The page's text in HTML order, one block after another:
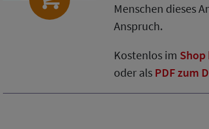
Menschen dieses
Anspruch.
Kostenlos im Shop
oder als PDF zum